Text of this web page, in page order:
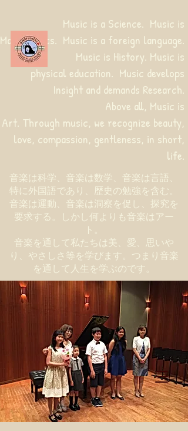
音楽は科学、音楽は数学、音楽は言語、
特に外国語であり、歴史の勉強を含む。
音楽は運動、音楽は洞察を促し、探究を
要求する。しかし何よりも音楽はアー
ト。
音楽を通して私たちは美、愛、思いや
り、やさしさ等を学びます。つまり音楽
を通して人生を学ぶのです。
Music is a Science. Music is
Mathematics. Music is a foreign language.
Music is History. Music is
physical education. Music develops
Insight and demands Research.
Above all, Music is
Art. Through music, we recognize beauty,
love, compassion, gentleness, in short,
life.